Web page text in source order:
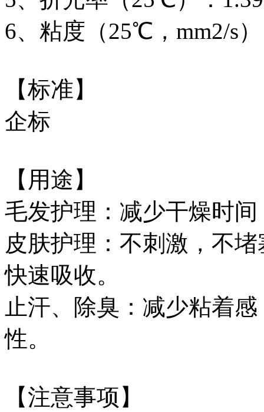
6、粘度（25℃，mm2/s
【标准】
企标
【用途】
毛发护理：减少干燥时
皮肤护理：不刺激，不
快速吸收。
止汗、除臭：减少粘着
性。
【注意事项】